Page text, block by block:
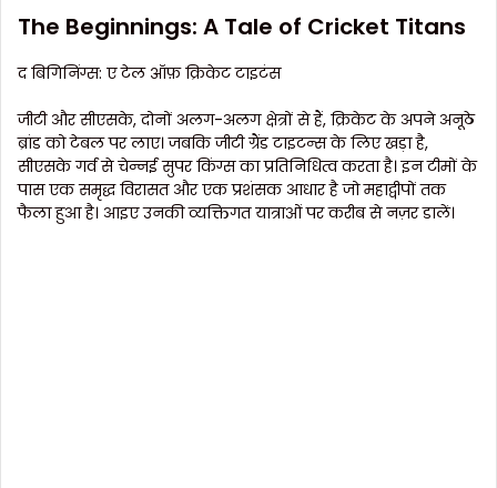
The Beginnings: A Tale of Cricket Titans
द बिगिनिंग्स: ए टेल ऑफ़ क्रिकेट टाइटंस
जीटी और सीएसके, दोनों अलग-अलग क्षेत्रों से हैं, क्रिकेट के अपने अनूठे
ब्रांड को टेबल पर लाए। जबकि जीटी ग्रैंड टाइटन्स के लिए खड़ा है,
सीएसके गर्व से चेन्नई सुपर किंग्स का प्रतिनिधित्व करता है। इन टीमों के
पास एक समृद्ध विरासत और एक प्रशंसक आधार है जो महाद्वीपों तक
फैला हुआ है। आइए उनकी व्यक्तिगत यात्राओं पर करीब से नज़र डालें।